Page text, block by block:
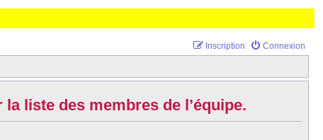
Connexion
Inscription
liste des membres de l’équipe.